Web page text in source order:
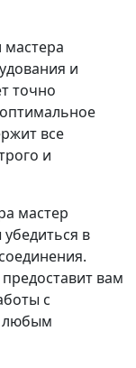
и
точно
все
и
мастер
в
вам
с
любым